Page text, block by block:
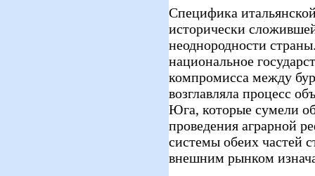
Специфика
исторически
неоднородности
национальное
компромисса между
возглавляла процесс
Юга, которые сумели
проведения аграрной
системы обеих частей
внешним рынком